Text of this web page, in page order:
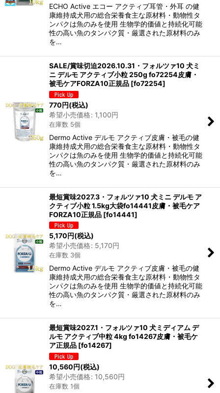
ECHO Active エコー アクティブ耳管・外耳 の健
康維持成犬用の総合栄養食主な原材料・動物性タ
ンパクは魚のみを使用 生物学的価値と持続化可能
性の高い魚のタンパク質・厳選された原材料のみ
を…
SALE/賞味切迫2026.10.31・フォルツァ10 犬ミ
ニ デルモ アクティブ小粒 250g fo72254皮膚・
被毛ケアFORZA10正規品 [fo72254]
770円(税込)
希望小売価格: 1,100円
在庫数 5個
Dermo Active デルモ アクティブ皮膚・被毛の健
康維持成犬用の総合栄養食主な原材料・動物性タ
ンパクは魚のみを使用 生物学的価値と持続化可能
性の高い魚のタンパク質・厳選された原材料のみ
を…
最短賞味2027.3・フォルツァ10 犬ミニ デルモ ア
クティブ小粒 1.5kg大袋fo14441皮膚・被毛ケア
FORZA10正規品 [fo14441]
5,170円(税込)
希望小売価格: 5,170円
在庫数 3個
Dermo Active デルモ アクティブ皮膚・被毛の健
康維持成犬用の総合栄養食主な原材料・動物性タ
ンパクは魚のみを使用 生物学的価値と持続化可能
性の高い魚のタンパク質・厳選された原材料のみ
を…
最短賞味2027.1・フォルツァ10 犬ミディアム デ
ルモ アクティブ中粒 4kg fo14267皮膚・被毛ケ
ア正規品 [fo14267]
10,560円(税込)
希望小売価格: 10,560円
在庫数 1個